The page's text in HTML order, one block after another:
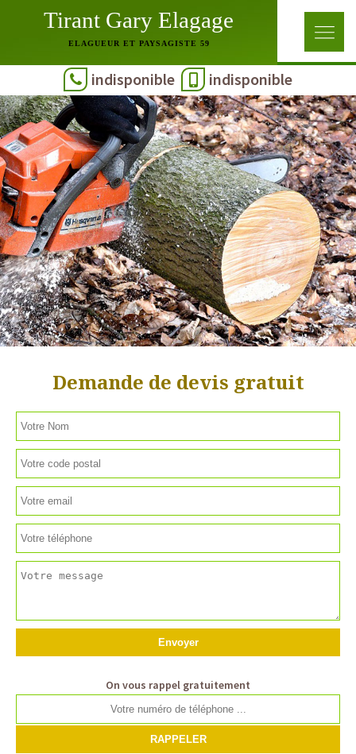
Tirant Gary Elagage
ELAGUEUR ET PAYSAGISTE 59
indisponible indisponible
Demande de devis gratuit
On vous rappel gratuitement